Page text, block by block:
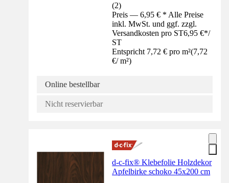
(2)
Preis — 6,95 € * Alle Preise
inkl. MwSt. und ggf. zzgl.
Versandkosten pro ST6,95 €*/
ST
Entspricht 7,72 € pro m²(7,72
€/ m²)
Online bestellbar
Nicht reservierbar
d-c-fix® Klebefolie Holzdekor
Apfelbirke schoko 45x200 cm